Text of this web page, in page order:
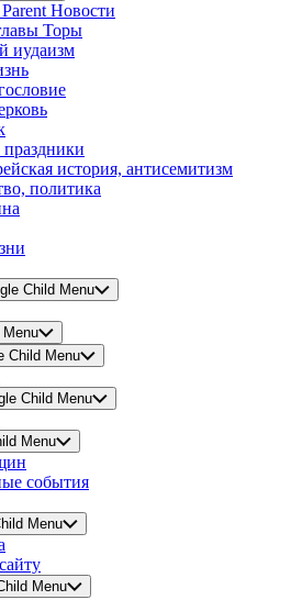
Новости
Торы
иудаизм
история, антисемитизм
политика
Child Menu
Menu
Child Menu
Child Menu
Menu
события
Menu
Menu